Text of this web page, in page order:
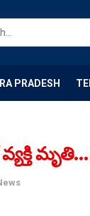
PRADESH
మృతి…